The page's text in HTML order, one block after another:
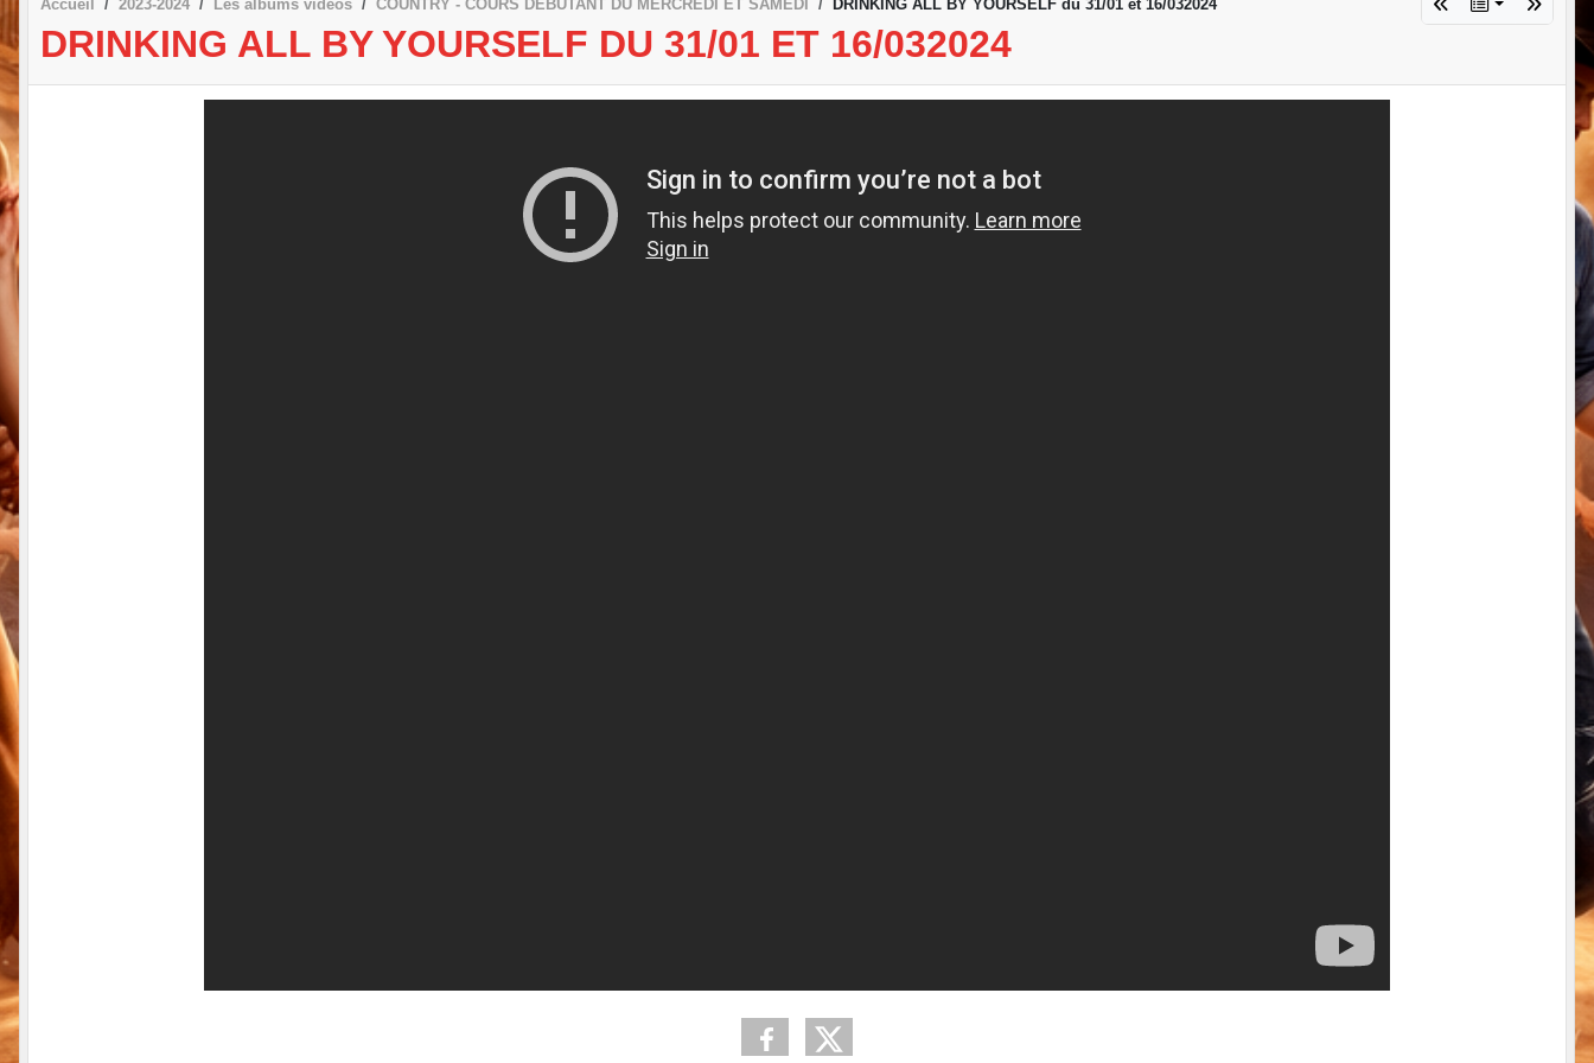
Accueil 2023-2024 Les albums vidéos COUNTRY - COURS DEBUTANT DU MERCREDI ET SAMEDI DRINKING ALL BY YOURSELF du 31/01 et 16/032024
DRINKING ALL BY YOURSELF DU 31/01 ET 16/032024